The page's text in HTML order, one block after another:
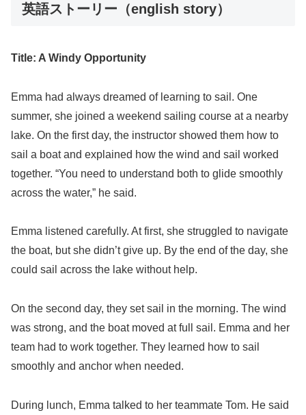
英語ストーリー（english story）
Title: A Windy Opportunity
Emma had always dreamed of learning to sail. One
summer, she joined a weekend sailing course at a nearby
lake. On the first day, the instructor showed them how to
sail a boat and explained how the wind and sail worked
together. “You need to understand both to glide smoothly
across the water,” he said.
Emma listened carefully. At first, she struggled to navigate
the boat, but she didn’t give up. By the end of the day, she
could sail across the lake without help.
On the second day, they set sail in the morning. The wind
was strong, and the boat moved at full sail. Emma and her
team had to work together. They learned how to sail
smoothly and anchor when needed.
During lunch, Emma talked to her teammate Tom. He said